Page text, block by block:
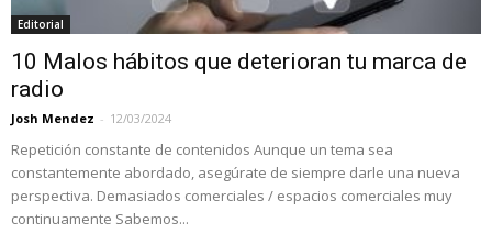
Editorial
10 Malos hábitos que deterioran tu marca de
radio
Josh Mendez - 12/03/2024
Repetición constante de contenidos Aunque un tema sea
constantemente abordado, asegúrate de siempre darle una nueva
perspectiva. Demasiados comerciales / espacios comerciales muy
continuamente Sabemos...